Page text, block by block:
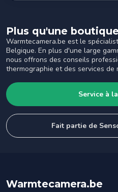
Plus qu'une
Warmtecamera.be est le
Belgique. En plus d'une large
nous offrons des conseils
thermographie et des services de
Service à
Fait partie de
Warmtecamera.be